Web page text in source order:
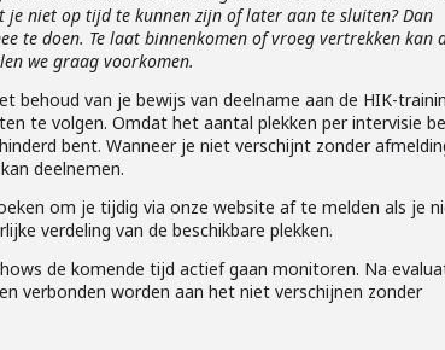
je niet op tijd te kunnen zijn of later aan te sluiten? Dan
te doen. Te laat binnenkomen of vroeg vertrekken kan
we graag voorkomen.
behoud van je bewijs van deelname aan de HIK-
te volgen. Omdat het aantal plekken per intervisie
bent. Wanneer je niet verschijnt zonder
deelnemen.
om je tijdig via onze website af te melden als je
verdeling van de beschikbare plekken.
de komende tijd actief gaan monitoren. Na
verbonden worden aan het niet verschijnen zonder